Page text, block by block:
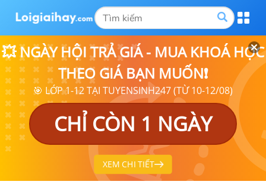
💥 NGÀY HỘI TRẢ GIÁ - MUA KHOÁ HỌC
THEO GIÁ BẠN MUỐN❗
🎯 LỚP 1-12 TẠI TUYENSINH247 (TỪ 10-12/08)
CHỈ CÒN 1 NGÀY
XEM CHI TIẾT